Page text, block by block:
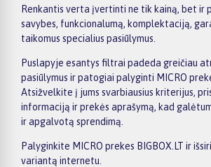
Renkantis verta įvertinti ne tik kainą, bet ir
savybes, funkcionalumą, komplektaciją,
taikomus specialius pasiūlymus.
Puslapyje esantys filtrai padeda greičiau
pasiūlymus ir patogiai palyginti MICRO
Atsižvelkite į jums svarbiausius kriterijus,
informaciją ir prekės aprašymą, kad
ir apgalvotą sprendimą.
Palyginkite MICRO prekes BIGBOX.LT ir
variantą internetu.